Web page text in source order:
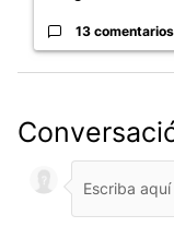
13 comentarios